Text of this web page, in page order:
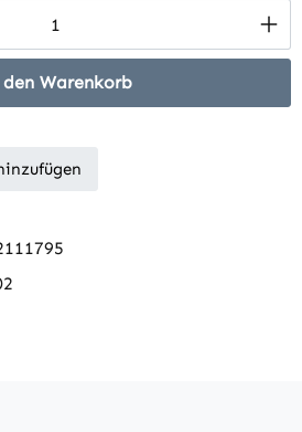
Gib den gewünschten
Warenkorb